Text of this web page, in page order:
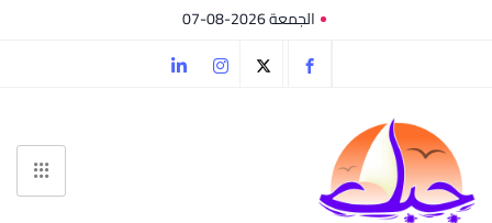
الجمعة 2026-08-07